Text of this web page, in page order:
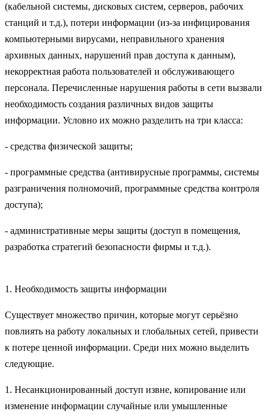
(кабельной системы, дисковых систем, серверов, рабочих
станций и т.д.), потери информации (из-за инфицирования
компьютерными вирусами, неправильного хранения
архивных данных, нарушений прав доступа к данным),
некорректная работа пользователей и обслуживающего
персонала. Перечисленные нарушения работы в сети вызвали
необходимость создания различных видов защиты
информации. Условно их можно разделить на три класса:
- средства физической защиты;
- программные средства (антивирусные программы, системы
разграничения полномочий, программные средства контроля
доступа);
- административные меры защиты (доступ в помещения,
разработка стратегий безопасности фирмы и т.д.).
1. Необходимость защиты информации
Существует множество причин, которые могут серьёзно
повлиять на работу локальных и глобальных сетей, привести
к потере ценной информации. Среди них можно выделить
следующие.
1. Несанкционированный доступ извне, копирование или
изменение информации случайные или умышленные